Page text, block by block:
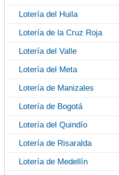
Lotería del Huila
Lotería de la Cruz Roja
Lotería del Valle
Lotería del Meta
Lotería de Manizales
Lotería de Bogotá
Lotería del Quindío
Lotería de Risaralda
Lotería de Medellín